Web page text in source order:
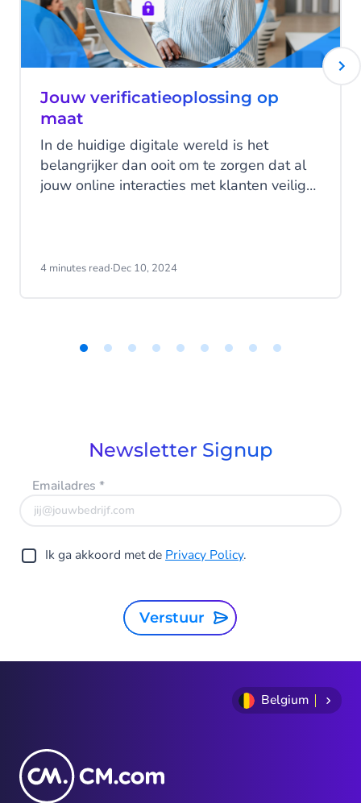
Jouw verificatieoplossing op
maat
In de huidige digitale wereld is het
belangrijker dan ooit om te zorgen dat al
jouw online interacties met klanten veilig
verschillende behoeften vereisen
verificatie die kan worden aangepast aan
4 minutes read·Dec 10, 2024
Newsletter Signup
Emailadres *
Ik ga akkoord met de Privacy Policy.
Verstuur
Belgium